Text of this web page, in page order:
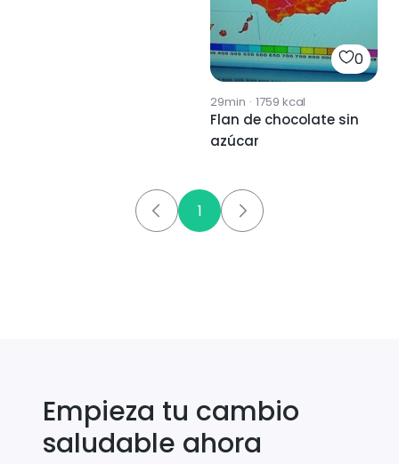
0
29min · 1759 kcal
Flan de chocolate sin
azúcar
1
Empieza tu cambio
saludable ahora